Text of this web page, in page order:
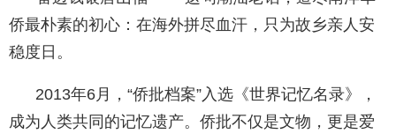
侨最朴素的初心：在海外拼尽血汗，只为故乡亲人安
稳度日。
2013年6月，“侨批档案”入选《世界记忆名录》，
成为人类共同的记忆遗产。侨批不仅是文物，更是爱